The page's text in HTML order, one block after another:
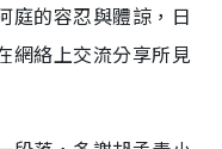
庭的容忍與體諒，日
網絡上交流分享所見